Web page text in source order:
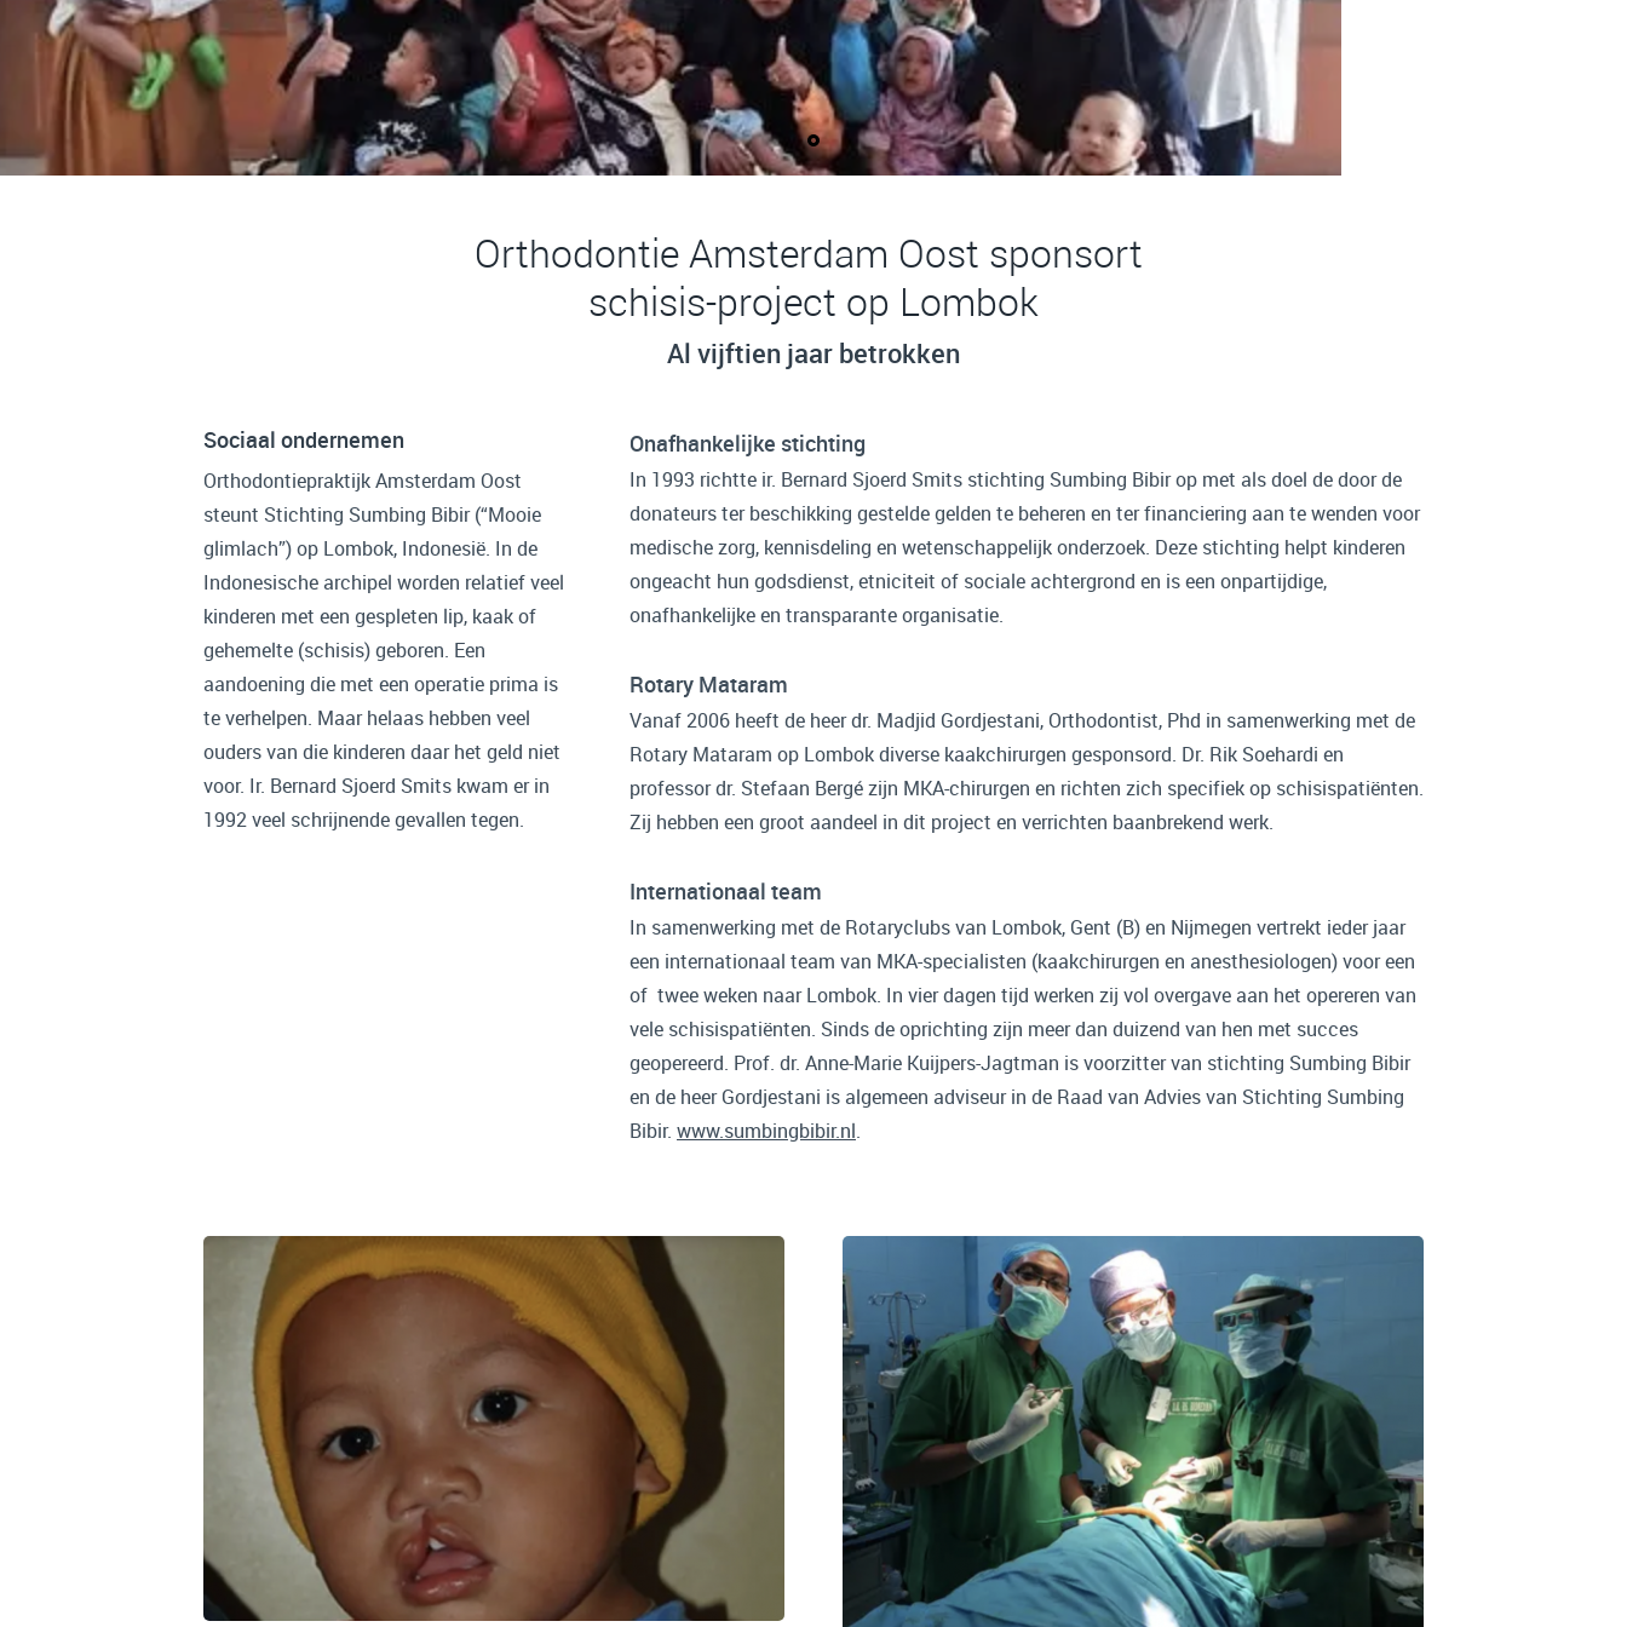
Orthodontie Amsterdam Oost sponsort
schisis-project op Lombok
Al vijftien jaar betrokken
Sociaal ondernemen
Orthodontiepraktijk Amsterdam Oost
steunt Stichting Sumbing Bibir (“Mooie
glimlach”) op Lombok, Indonesië. In de
Indonesische archipel worden relatief veel
kinderen met een gespleten lip, kaak of
gehemelte (schisis) geboren. Een
aandoening die met een operatie prima is
te verhelpen. Maar helaas hebben veel
ouders van die kinderen daar het geld niet
voor. Ir. Bernard Sjoerd Smits kwam er in
1992 veel schrijnende gevallen tegen.
Onafhankelijke stichting
In 1993 richtte ir. Bernard Sjoerd Smits stichting Sumbing Bibir op met als doel de door de
donateurs ter beschikking gestelde gelden te beheren en ter financiering aan te wenden voor
medische zorg, kennisdeling en wetenschappelijk onderzoek. Deze stichting helpt kinderen
ongeacht hun godsdienst, etniciteit of sociale achtergrond en is een onpartijdige,
onafhankelijke en transparante organisatie.
Rotary Mataram
Vanaf 2006 heeft de heer dr. Madjid Gordjestani, Orthodontist, Phd in samenwerking met de
Rotary Mataram op Lombok diverse kaakchirurgen gesponsord. Dr. Rik Soehardi en
professor dr. Stefaan Bergé zijn MKA-chirurgen en richten zich specifiek op schisispatiënten.
Zij hebben een groot aandeel in dit project en verrichten baanbrekend werk.
Internationaal team
In samenwerking met de Rotaryclubs van Lombok, Gent (B) en Nijmegen vertrekt ieder jaar
een internationaal team van MKA-specialisten (kaakchirurgen en anesthesiologen) voor een
of twee weken naar Lombok. In vier dagen tijd werken zij vol overgave aan het opereren van
vele schisispatiënten. Sinds de oprichting zijn meer dan duizend van hen met succes
geopereerd. Prof. dr. Anne-Marie Kuijpers-Jagtman is voorzitter van stichting Sumbing Bibir
en de heer Gordjestani is algemeen adviseur in de Raad van Advies van Stichting Sumbing
Bibir. www.sumbingbibir.nl.